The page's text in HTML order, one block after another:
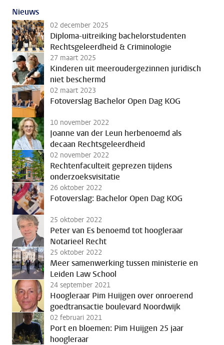
Nieuws
02 december 2025
Diploma-uitreiking bachelorstudenten
Rechtsgeleerdheid & Criminologie
27 maart 2025
Kinderen uit meeroudergezinnen juridisch
niet beschermd
02 maart 2023
Fotoverslag Bachelor Open Dag KOG
10 november 2022
Joanne van der Leun herbenoemd als
decaan Rechtsgeleerdheid
02 november 2022
Rechtenfaculteit geprezen tijdens
onderzoeksvisitatie
26 oktober 2022
Fotoverslag: Bachelor Open Dag KOG
25 oktober 2022
Peter van Es benoemd tot hoogleraar
Notarieel Recht
25 oktober 2022
Meer samenwerking tussen ministerie en
Leiden Law School
24 september 2021
Hoogleraar Pim Huijgen over onroerend
goedtransactie boulevard Noordwijk
02 februari 2021
Port en bloemen: Pim Huijgen 25 jaar
hoogleraar